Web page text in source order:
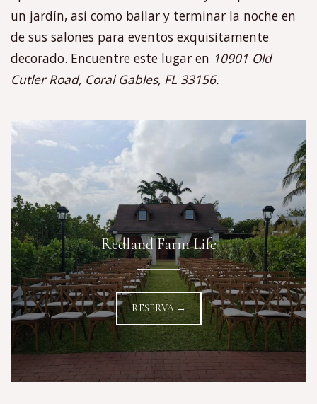
un jardín, así como bailar y terminar la noche en
de sus salones para eventos exquisitamente
decorado. Encuentre este lugar en 10901 Old
Cutler Road, Coral Gables, FL 33156.
Redland Farm Life
RESERVA →